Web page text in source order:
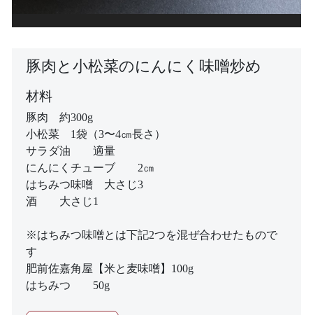
豚肉と小松菜のにんにく味噌炒め
材料
豚肉 約300g
小松菜 1袋（3〜4㎝長さ）
サラダ油 適量
にんにくチューブ 2㎝
はちみつ味噌 大さじ3
酒 大さじ1
※はちみつ味噌とは下記2つを混ぜ合わせたもので
す
肥前佐嘉角屋【米と麦味噌】100g
はちみつ 50g